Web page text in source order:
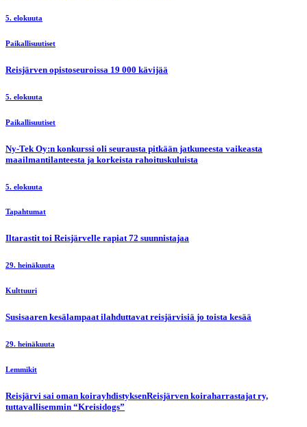
5. elokuuta
Paikallisuutiset
Reisjärven opistoseuroissa 19 000 kävijää
5. elokuuta
Paikallisuutiset
Ny-Tek Oy:n konkurssi oli seurausta pitkään jatkuneesta vaikeasta
maailmantilanteesta ja korkeista rahoituskuluista
5. elokuuta
Tapahtumat
Iltarastit toi Reisjärvelle rapiat 72 suunnistajaa
29. heinäkuuta
Kulttuuri
Susisaaren kesälampaat ilahduttavat reisjärvisiä jo toista kesää
29. heinäkuuta
Lemmikit
Reisjärvi sai oman koirayhdistyksenReisjärven koiraharrastajat ry,
tuttavallisemmin “Kreisidogs”